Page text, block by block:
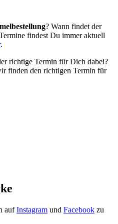
? Wann findet der
findest Du immer aktuell
.
richtige Termin für Dich dabei?
finden den richtigen Termin für
aufInstagram und Facebook zu